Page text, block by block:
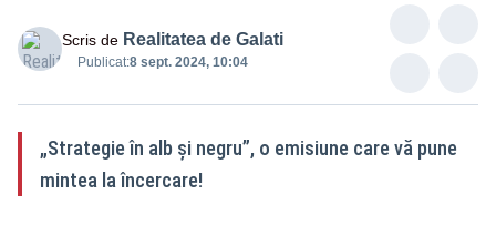
Scris de Realitatea de Galati
Publicat:8 sept. 2024, 10:04
„Strategie în alb și negru”, o emisiune care vă pune
mintea la încercare!